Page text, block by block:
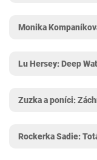
Monika
Lu Hersey: Deep
Zuzka a poníci:
Rockerka Sadie: